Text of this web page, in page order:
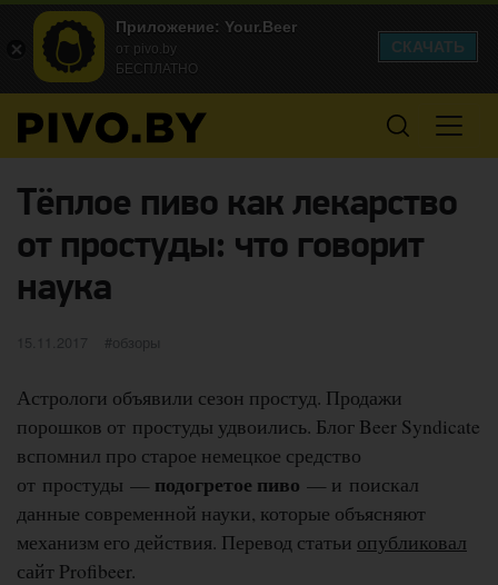
Тёплое пиво как лекарство
от простуды: что говорит
наука
Опубликовано
15.11.2017 категории
обзоры
Астрологи объявили сезон простуд. Продажи
порошков от простуды удвоились. Блог Beer Syndicate
вспомнил про старое немецкое средство
от простуды — подогретое пиво — и поискал
данные современной науки, которые объясняют
механизм его действия. Перевод статьи опубликовал
сайт Profibeer.
Приложение: Your.Beer
от pivo.by
БЕСПЛАТНО
СКАЧАТЬ